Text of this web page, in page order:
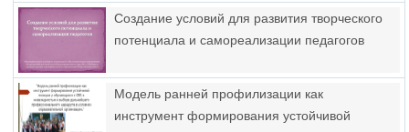
Создание условий для развития творческого
потенциала и самореализации педагогов
Модель ранней профилизации как
инструмент формирования устойчивой